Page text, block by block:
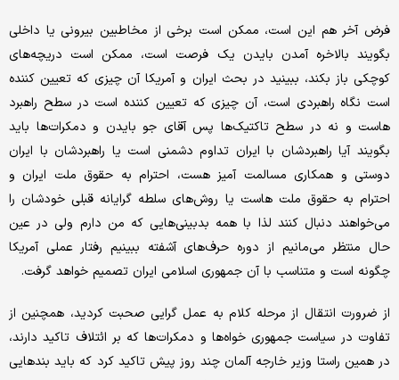
فرض آخر هم این است، ممکن است برخی از مخاطبین بیرونی یا داخلی
بگویند بالاخره آمدن بایدن یک فرصت است، ممکن است دریچه‌های
کوچکی باز بکند، ببینید در بحث ایران و آمریکا آن چیزی که تعیین کننده
است نگاه راهبردی است، آن چیزی که تعیین کننده است در سطح راهبرد
هاست و نه در سطح تاکتیک‌ها پس آقای جو بایدن و دمکرات‌ها باید
بگویند آیا راهبردشان با ایران تداوم دشمنی است یا راهبردشان با ایران
دوستی و همکاری مسالمت آمیز هست، احترام به حقوق ملت ایران و
احترام به حقوق ملت هاست یا روش‌های سلطه گرایانه قبلی خودشان را
می‌خواهند دنبال کنند لذا با همه بدبینی‌هایی که من دارم ولی در عین
حال منتظر می‌مانیم از دوره حرف‌های آشفته ببینیم رفتار عملی آمریکا
چگونه است و متناسب با آن جمهوری اسلامی ایران تصمیم خواهد گرفت.
از ضرورت انتقال از مرحله کلام به عمل گرایی صحبت کردید، همچنین از
تفاوت در سیاست جمهوری خواه‌ها و دمکرات‌ها که بر ائتلاف تاکید دارند،
در همین راستا وزیر خارجه آلمان چند روز پیش تاکید کرد که باید بندهایی